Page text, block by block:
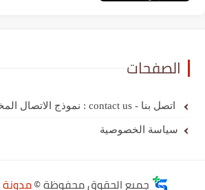
الصفحات
اتصل بنا - contact us : نموذج الاتصال المخصص لمدونة عرباوي
سياسة الخصوصية
جميع الحقوق محفوظة ©مدونة